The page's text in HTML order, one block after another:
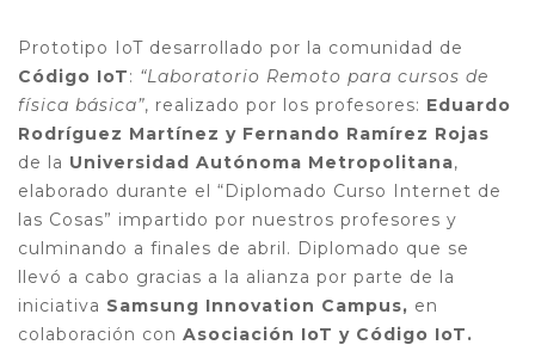
Prototipo IoT desarrollado por la comunidad de
Código IoT: “Laboratorio Remoto para cursos de
física básica”, realizado por los profesores: Eduardo
Rodríguez Martínez y Fernando Ramírez Rojas
de la Universidad Autónoma Metropolitana,
elaborado durante el “Diplomado Curso Internet de
las Cosas” impartido por nuestros profesores y
culminando a finales de abril. Diplomado que se
llevó a cabo gracias a la alianza por parte de la
iniciativa Samsung Innovation Campus, en
colaboración con Asociación IoT y Código IoT.